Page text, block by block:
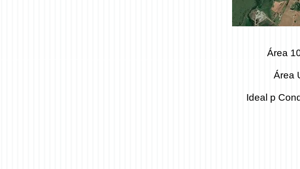
Área
Área
Ideal p